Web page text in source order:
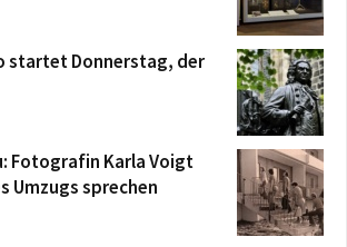
startet Donnerstag, der
Fotografin Karla Voigt
Umzugs sprechen